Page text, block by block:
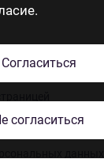
Согласиться
согласиться